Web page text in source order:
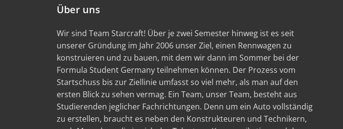
Über uns
Wir sind Team Starcraft! Über je zwei Semester hinweg ist es seit
unserer Gründung im Jahr 2006 unser Ziel, einen Rennwagen zu
konstruieren und zu bauen, mit dem wir dann im Sommer bei der
Formula Student Germany teilnehmen können. Der Prozess vom
Startschuss bis zur Ziellinie umfasst so viel mehr, als man auf den
ersten Blick zu sehen vermag. Ein Team, unser Team, besteht aus
Studierenden jeglicher Fachrichtungen. Denn um ein Auto vollständig
zu erstellen, braucht es neben den Konstrukteuren und Technikern,